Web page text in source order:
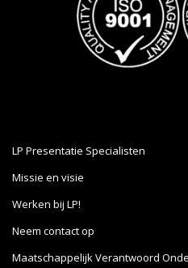
LP Presentatie Specialisten
Missie en visie
Werken bij LP!
Neem contact op
Maatschappelijk Verantwoord